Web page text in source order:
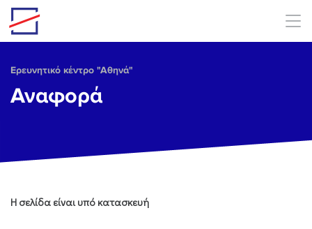
Skip to main content
Ερευνητικό κέντρο "Αθηνά"
Αναφορά
Η σελίδα είναι υπό κατασκευή